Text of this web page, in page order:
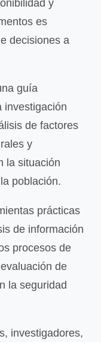
y
es
decisiones a
guía
investigación
de factores
y
la situación
población.
prácticas
de información
procesos de
de
la seguridad
investigadores,